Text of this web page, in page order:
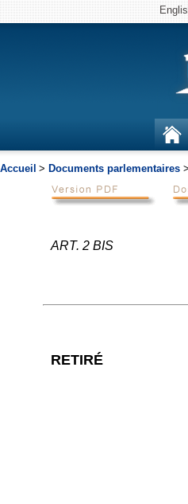
Accueil > Documents parlementaires
ART. 2 BIS
RETIRÉ